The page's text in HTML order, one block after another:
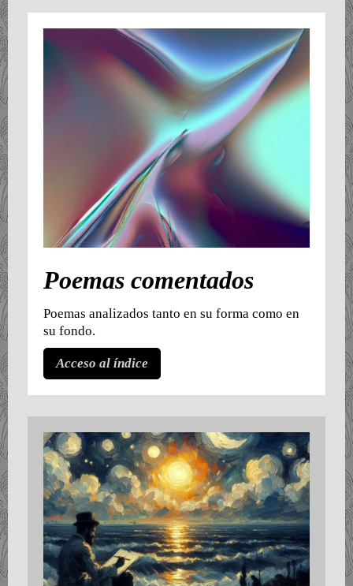
Poemas comentados
Poemas analizados tanto en su forma como en
su fondo.
Acceso al índice